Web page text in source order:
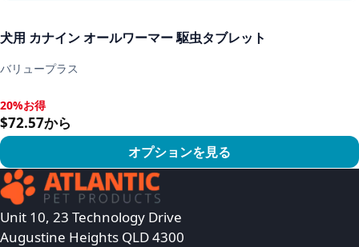
犬用 カナイン オールワーマー 駆虫タブレット
バリュープラス
20%お得, $72.57から
20%お得
$72.57から
オプションを見る
商品を見る
Unit 10, 23 Technology Drive
Augustine Heights QLD 4300